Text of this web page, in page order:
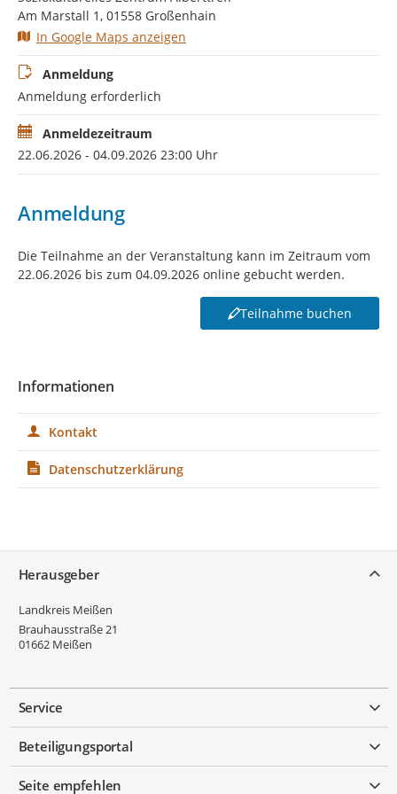
Workshop 1: Mit Spiel & Spaß zu mehr Bewegung
Workshop 2:Schatzsuche – Mit Eltern das seelische
Wohlbefinden von Kindern stärken
Workshop 3:FREUNDE – Mit viel Gefühl
Lebenskompetenzen stärken
Workshop 4:Mahlzeit! Sprachliche Bildung, die schmeckt
Workshop 5:Elternarbeit als Schlüssel für digitale
Das Rahmenprogramm umfasst zwei Fachvorträge sowie ein
ihre Angebote für Kitas vorstellen. Die Anbieter stehen
während des Tages für Austausch und Vernetzung zur
Am Marstall 1, 01558 Großenhain
In Google Maps anzeigen
Anmeldung
Anmeldung erforderlich
Anmeldezeitraum
22.06.2026 - 04.09.2026 23:00 Uhr
Anmeldung
Die Teilnahme an der Veranstaltung kann im Zeitraum vom
22.06.2026 bis zum 04.09.2026 online gebucht werden.
Teilnahme buchen
Informationen
Kontakt
Datenschutzerklärung
Herausgeber
Landkreis Meißen
Brauhausstraße 21
01662 Meißen
Service
Beteiligungsportal
Seite empfehlen